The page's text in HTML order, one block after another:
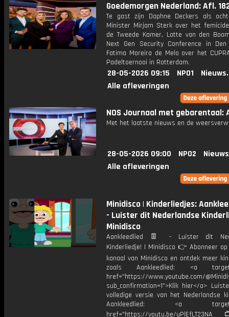
Goedemorgen Nederland: Afl.
Te gast zijn Daphne Deckers als
Minister Mirjam Sterk over het
de Tweede Kamer, Lotte van den
Next Gen Security Conference in
Fatima Moreira de Melo over het
Padeltoernooi in Rotterdam.
28-05-2026 09:15 NPO1
Alle afleveringen
NOS Journaal met gebarentaal:
Met het laatste nieuws en de
28-05-2026 09:00 NPO2
Alle afleveringen
Minidisco | Kinderliedjes:
- Luister dit Nederlandse
Minidisco
Aankleedlied 👖 - Luister dit
Kinderliedje! | Minidisco 👉 Abonneer
kanaal van Minidisco en ontdek meer
zoals Aankleedlied: <a
href="https://www.youtube.com/
sub_confirmation=1">Klik hier</a>
volledige versie van het Nederlandse
Aankleedlied: <a
href="https://youtu.be/